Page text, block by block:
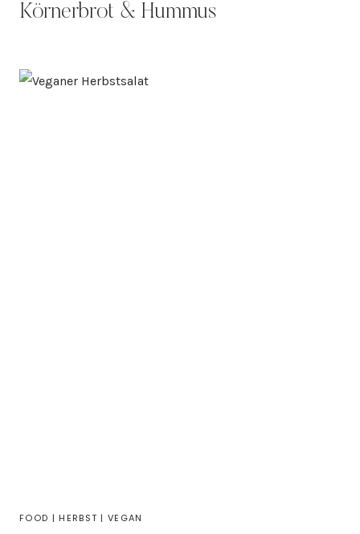
Körnerbrot & Hummus
FOOD | HERBST |VEGAN